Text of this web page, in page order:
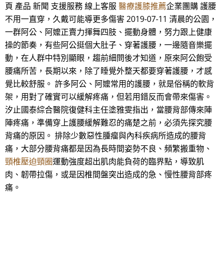
頁 產品 新聞 支援服務 線上客服 醫療護膝推薦企業團購 護腰
不用一直穿，久戴可能導更多傷害 2019-07-11 清晨的公園，
一群阿公、阿嬤正賣力揮舞四肢、擺動身體，努力跟上健康
操的節奏，有些阿公挺個大肚子、穿著護腰，一邊隨音樂擺
動，在人群中特別顯眼，趨前細問後才知道，原來阿公飽受
腰痛所苦，長期以來，除了睡覺外整天都要穿著護腰，才感
覺比較舒服。 許多阿公、阿嬤常用的護腰，就是俗稱的軟背
架，用對了確實可以緩解疼痛，但若用錯反而會帶來傷害。
汐止國泰綜合醫院復健科主任塗雅雯指出，當腰背部傳來陣
陣疼痛，準備穿上護腰緩解難忍的痛楚之前，必須先探究腰
背痛的原因。 排除少數惡性腫瘤與內科疾病所造成的腰背
痛，大部分腰背痛都是因為長時間姿勢不良、頻繁搬重物、
頸椎壓迫頸圈運動強度超出肌肉能負荷的臨界點，導致肌
肉、韌帶拉傷，或是因椎間盤突出造成的急、慢性腰背部疼
痛。